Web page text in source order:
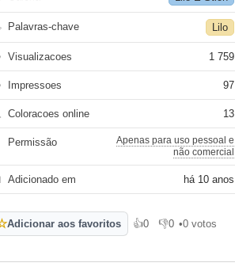
Palavras-chave Lilo
Visualizacoes 1 759
Impressoes 97
Coloracoes online 13
Permissão
Apenas para uso pessoal e
não comercial
Adicionado em há 10 anos
Adicionar aos favoritos 👍0
Gosto 👎0
Não gosto
•0 votos